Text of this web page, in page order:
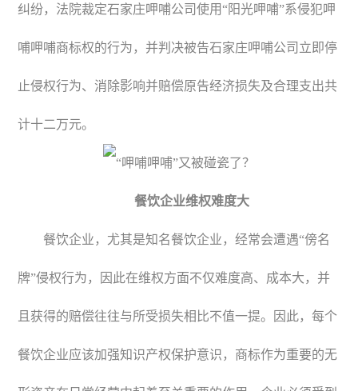
纠纷，法院裁定石家庄呷哺公司使用“阳光呷哺”系侵犯呷
哺呷哺商标权的行为，并判决被告石家庄呷哺公司立即停
止侵权行为、消除影响并赔偿原告经济损失及合理支出共
计十二万元。
餐饮企业维权难度大
餐饮企业，尤其是知名餐饮企业，经常会遭遇“傍名
牌”侵权行为，因此在维权方面不仅难度高、成本大，并
且获得的赔偿往往与所受损失相比不值一提。因此，每个
餐饮企业应该加强知识产权保护意识，商标作为重要的无